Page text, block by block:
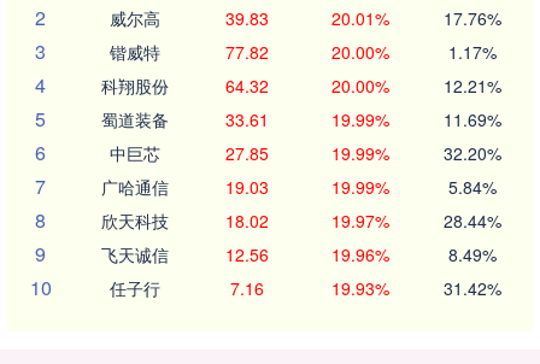
2 威尔高 39.83 20.01% 17.76%
3 锴威特 77.82 20.00% 1.17%
4 科翔股份 64.32 20.00% 12.21%
5 蜀道装备 33.61 19.99% 11.69%
6 中巨芯 27.85 19.99% 32.20%
7 广哈通信 19.03 19.99% 5.84%
8 欣天科技 18.02 19.97% 28.44%
9 飞天诚信 12.56 19.96% 8.49%
10 任子行 7.16 19.93% 31.42%